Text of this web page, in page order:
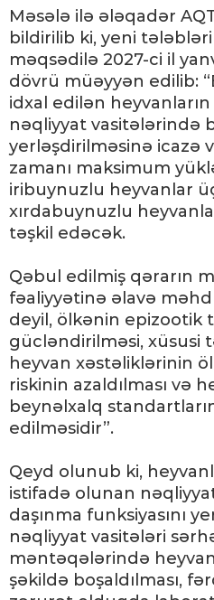
Məsələ ilə ələqadər
bildirilib ki, yeni
məqsədilə 2027-ci il
dövrü müəyyən edilib:
idxal edilən heyvanların
nəqliyyat vasitələrində
yerləşdirilməsinə icazə
zamanı maksimum
iribuynuzlu heyvanlar
xırdabuynuzlu
təşkil edəcək.
Qəbul edilmiş qərarın
fəaliyyətinə əlavə
deyil, ölkənin epizootik
gücləndirilməsi, xüsusi
heyvan xəstəliklərinin
riskinin azaldılması və
beynəlxalq
edilməsidir”.
Qeyd olunub ki,
istifadə olunan
daşınma funksiyasını
nəqliyyat vasitələri
məntəqələrində
şəkildə boşaldılması,